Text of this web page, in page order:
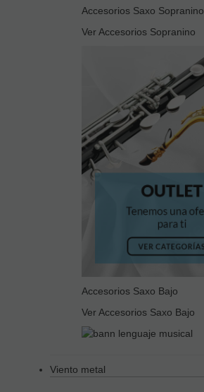
Accesorios Saxo Sopranino
Ver Accesorios Sopranino
Accesorios Saxo Bajo
Ver Accesorios Saxo Bajo
Viento metal